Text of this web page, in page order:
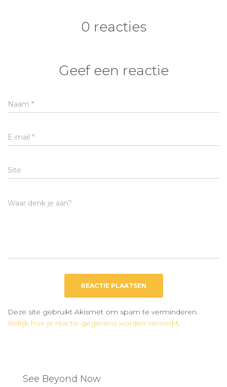
0 reacties
Geef een reactie
Naam *
E-mail *
Site
Waar denk je aan?
Deze site gebruikt Akismet om spam te verminderen.
Bekijk hoe je reactie gegevens worden verwerkt.
See Beyond Now